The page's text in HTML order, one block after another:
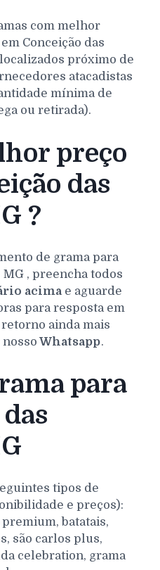
com melhor
Conceição das
próximo de
atacadistas
mínima de
ou retirada).
preço
das
?
de grama para
MG , preencha todos
acima e aguarde
para resposta em
ainda mais
Whatsapp.
para
tipos de
e preços):
batatais,
são carlos plus,
celebration, grama